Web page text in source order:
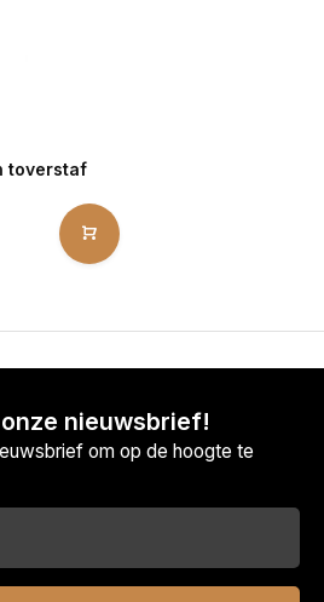
toverstaf
nieuwsbrief!
om op de hoogte te